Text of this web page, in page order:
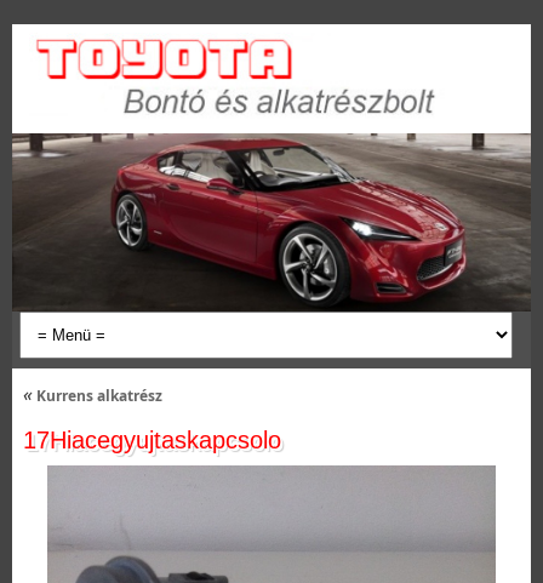
«Kurrens alkatrész
17Hiacegyujtaskapcsolo